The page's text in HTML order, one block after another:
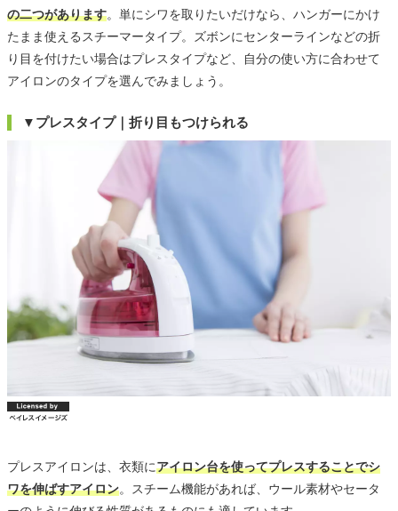
の二つがあります。単にシワを取りたいだけなら、ハンガーにかけ
たまま使えるスチーマータイプ。ズボンにセンターラインなどの折
り目を付けたい場合はプレスタイプなど、自分の使い方に合わせて
アイロンのタイプを選んでみましょう。
▼プレスタイプ｜折り目もつけられる
プレスアイロンは、衣類にアイロン台を使ってプレスすることでシ
ワを伸ばすアイロン。スチーム機能があれば、ウール素材やセータ